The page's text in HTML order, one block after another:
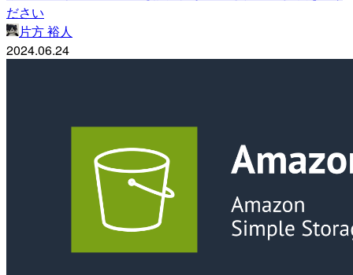
ださい
片方 裕人
2024.06.24